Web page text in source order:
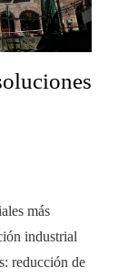
más
industrial
reducción de